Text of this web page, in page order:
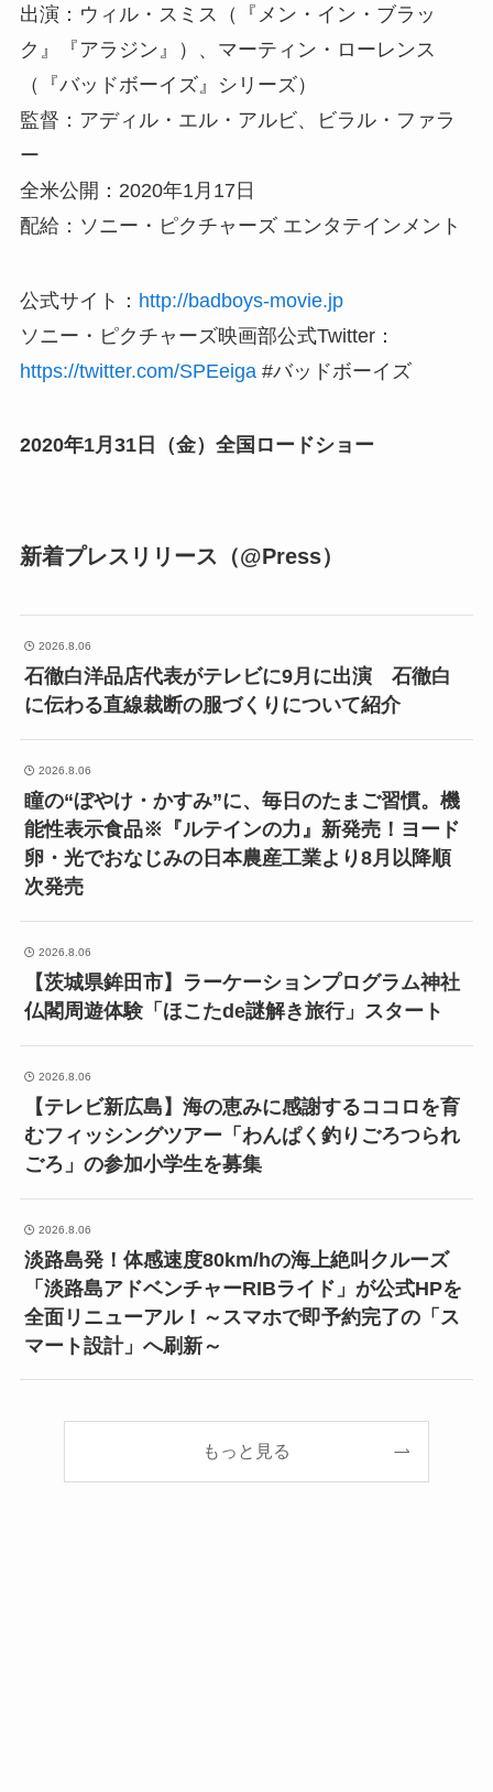
出演：ウィル・スミス（『メン・イン・ブラッ
ク』『アラジン』）、マーティン・ローレンス
（『バッドボーイズ』シリーズ）
監督：アディル・エル・アルビ、ビラル・ファラ
ー
全米公開：2020年1月17日
配給：ソニー・ピクチャーズ エンタテインメント
公式サイト： http://badboys-movie.jp
ソニー・ピクチャーズ映画部公式Twitter：
https://twitter.com/SPEeiga#バッドボーイズ
2020年1月31日（金）全国ロードショー
新着プレスリリース（@Press）
2026.8.06
石徹白洋品店代表がテレビに9月に出演 石徹白
に伝わる直線裁断の服づくりについて紹介
2026.8.06
瞳の“ぼやけ・かすみ”に、毎日のたまご習慣。機
能性表示食品※『ルテインの力』新発売！ヨード
卵・光でおなじみの日本農産工業より8月以降順
次発売
2026.8.06
【茨城県鉾田市】ラーケーションプログラム神社
仏閣周遊体験「ほこたde謎解き旅行」スタート
2026.8.06
【テレビ新広島】海の恵みに感謝するココロを育
むフィッシングツアー「わんぱく釣りごろつられ
ごろ」の参加小学生を募集
2026.8.06
淡路島発！体感速度80km/hの海上絶叫クルーズ
「淡路島アドベンチャーRIBライド」が公式HPを
全面リニューアル！～スマホで即予約完了の「ス
マート設計」へ刷新～
もっと見る